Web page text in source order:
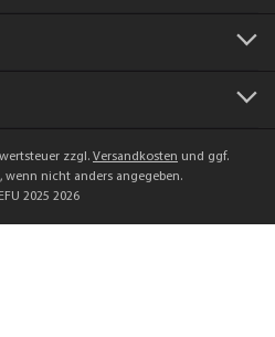
zzgl. Versandkosten und ggf.
wenn nicht anders angegeben.
2025 2026